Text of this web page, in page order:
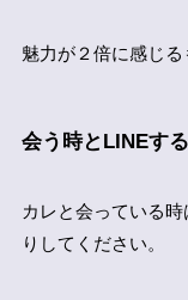
魅力が２倍に感じる
会う時とLINEす
カレと会っている
りしてください。